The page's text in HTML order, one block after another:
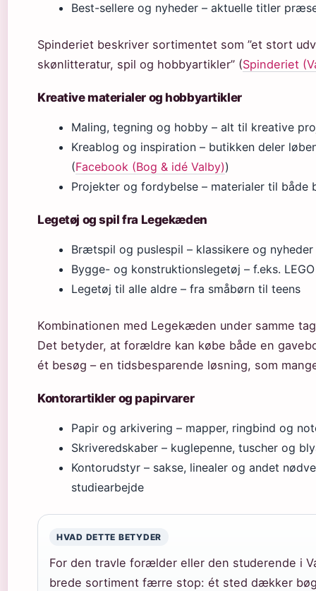
Best-sellere og nyheder – aktuelle titler
Spinderiet beskriver sortimentet som ”et stort
skønlitteratur, spil og hobbyartikler” (Spinderiet
Kreative materialer og hobbyartikler
Maling, tegning og hobby – alt til kreative
Kreablog og inspiration – butikken deler
(Facebook (Bog & idé Valby))
Projekter og fordybelse – materialer til både
Legetøj og spil fra Legekæden
Brætspil og puslespil – klassikere og nyheder
Bygge- og konstruktionslegetøj – f.eks.
Legetøj til alle aldre – fra småbørn til teens
Kombinationen med Legekæden under samme
Det betyder, at forældre kan købe både en
ét besøg – en tidsbesparende løsning, som
Kontorartikler og papirvarer
Papir og arkivering – mapper, ringbind og
Skriveredskaber – kuglepenne, tuscher og
Kontorudstyr – sakse, linealer og andet
studiearbejde
HVAD DETTE BETYDER
For den travle forælder eller den studerende i
brede sortiment færre stop: ét sted dækker